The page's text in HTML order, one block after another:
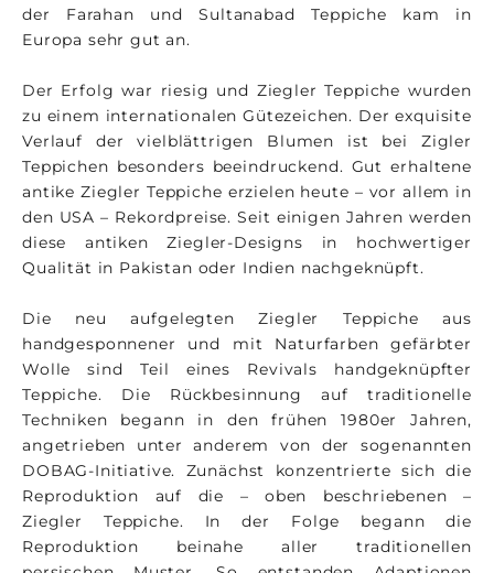
der Farahan und Sultanabad Teppiche kam in
Europa sehr gut an.
Der Erfolg war riesig und Ziegler Teppiche wurden
zu einem internationalen Gütezeichen. Der exquisite
Verlauf der vielblättrigen Blumen ist bei Zigler
Teppichen besonders beeindruckend. Gut erhaltene
antike Ziegler Teppiche erzielen heute – vor allem in
den USA – Rekordpreise. Seit einigen Jahren werden
diese antiken Ziegler-Designs in hochwertiger
Qualität in Pakistan oder Indien nachgeknüpft.
Die neu aufgelegten Ziegler Teppiche aus
handgesponnener und mit Naturfarben gefärbter
Wolle sind Teil eines Revivals handgeknüpfter
Teppiche. Die Rückbesinnung auf traditionelle
Techniken begann in den frühen 1980er Jahren,
angetrieben unter anderem von der sogenannten
DOBAG-Initiative. Zunächst konzentrierte sich die
Reproduktion auf die – oben beschriebenen –
Ziegler Teppiche. In der Folge begann die
Reproduktion beinahe aller traditionellen